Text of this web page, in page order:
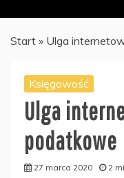
Start » Ulga
Księgowość
Ulga
podatkowe
27 marca 2020 2